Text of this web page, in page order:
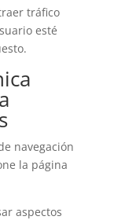
tráfico
esté
navegación
la página
aspectos